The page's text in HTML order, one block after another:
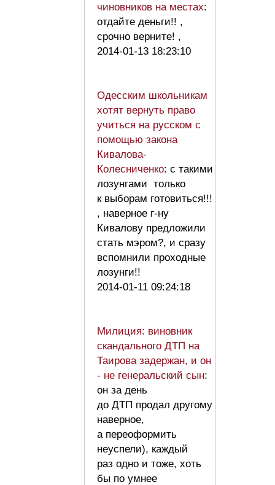
чиновников на местах:
отдайте деньги!! ,
срочно верните! ,
2014-01-13 18:23:10
Одесским школьникам
хотят вернуть право
учиться на русском с
помощью закона
Кивалова-
Колесниченко: с такими
лозунгами только
к выборам готовиться!!!
, наверное г-ну
Кивалову предложили
стать мэром?, и сразу
вспомнили проходные
лозунги!!
2014-01-11 09:24:18
Милиция: виновник
скандального ДТП на
Таирова задержан, и он
- не генеральский сын:
он за день
до ДТП продал другому
наверное,
а переоформить
неуспели), каждый
раз одно и тоже, хоть
бы по умнее